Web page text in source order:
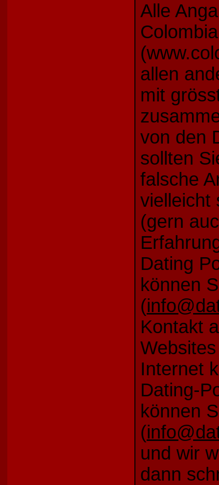
Alle
allen
mit
von den
sollten
falsche
vielleicht
(gern
Dating
können
(
Kontakt
Internet
Dating-
können S
(
und wir
dann